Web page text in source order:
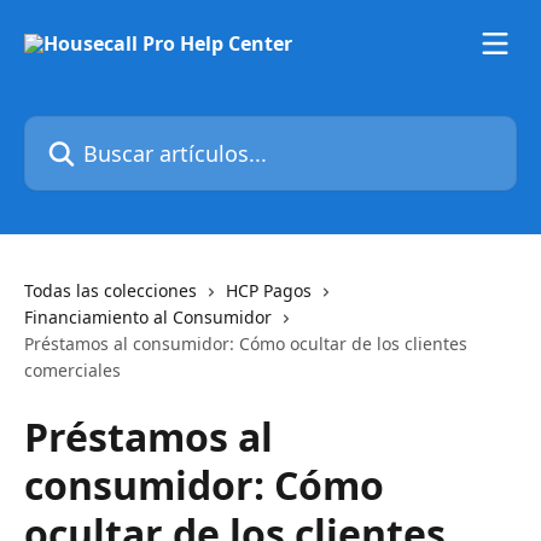
Buscar artículos...
Todas las colecciones
HCP Pagos
Financiamiento al Consumidor
Préstamos al consumidor: Cómo ocultar de los clientes
comerciales
Préstamos al
consumidor: Cómo